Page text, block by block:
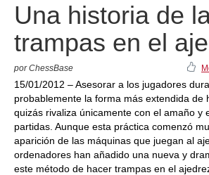
Una historia de
trampas en el
por ChessBase
15/01/2012 – Asesorar a los jugadores
probablemente la forma más extendida de
quizás rivaliza únicamente con el amaño y
partidas. Aunque esta práctica comenzó
aparición de las máquinas que juegan al
ordenadores han añadido una nueva y
este método de hacer trampas en el